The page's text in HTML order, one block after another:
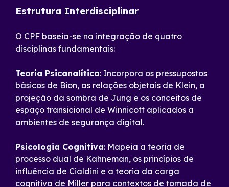
Estrutura Interdisciplinar
O CPF baseia-se na integração de quatro
disciplinas fundamentais:
Teoria Psicanalítica: Incorpora os pressupostos
básicos de Bion, as relações objetais de Klein, a
projeção da sombra de Jung e os conceitos de
espaço transicional de Winnicott aplicados a
ambientes de segurança digital.
Psicologia Cognitiva: Mapeia a teoria de
processo dual de Kahneman, os princípios de
influência de Cialdini e a teoria da carga
cognitiva de Miller para contextos de tomada de